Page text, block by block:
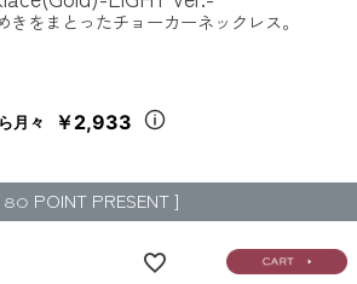
をまとったチョーカーネックレス。
月々 ￥2,933
80 POINT PRESENT ]